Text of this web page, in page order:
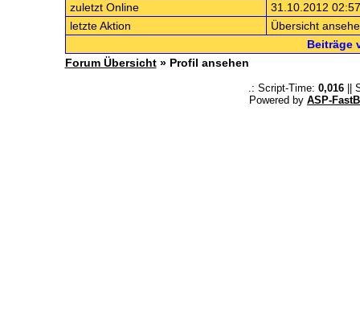
zuletzt Online
31.10.2012
letzte Aktion
Übersicht
Beiträge
Forum Übersicht» Profil ansehen
.: Script-Time: 0,016||
Powered by ASP-